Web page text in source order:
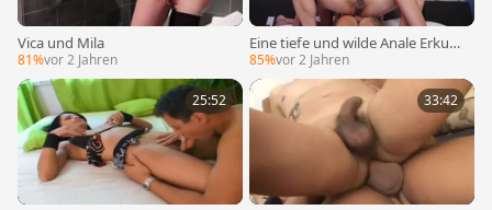
Vica und Mila
81%vor 2 Jahren
Eine tiefe und wilde Anale Erkun
dung
85%vor 2 Jahren
25:52 33:42